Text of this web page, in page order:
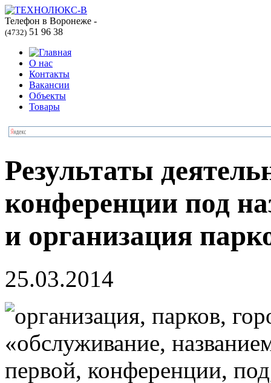
Телефон в Воронеже -
(4732) 51 96 38
О нас
Контакты
Вакансии
Объекты
Товары
Результаты
конференции под
и организация
25.03.2014